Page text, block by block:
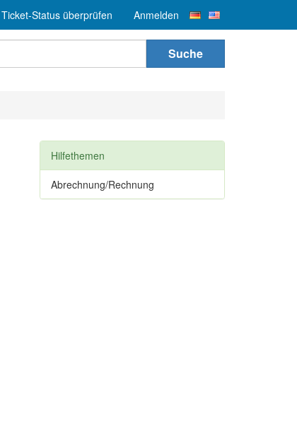
Ticket-Status überprüfen Anmelden
Suche
Hilfethemen
Abrechnung/Rechnung